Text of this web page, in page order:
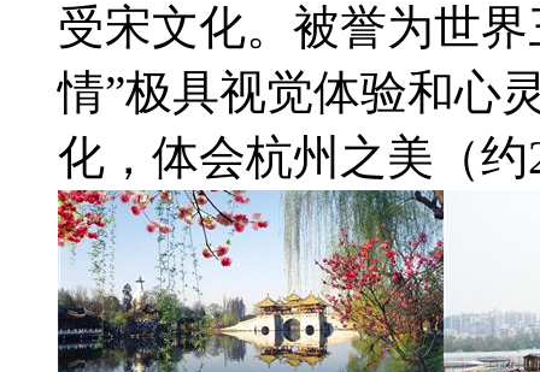
受宋文化。被誉为世
情”极具视觉体验和心
化，体会杭州之美（